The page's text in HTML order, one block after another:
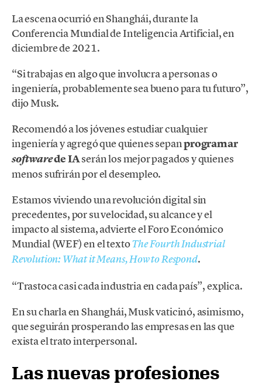
La escena ocurrió en Shanghái, durante la
Conferencia Mundial de Inteligencia Artificial, en
diciembre de 2021.
“Si trabajas en algo que involucra a personas o
ingeniería, probablemente sea bueno para tu futuro”,
dijo Musk.
Recomendó a los jóvenes estudiar cualquier
ingeniería y agregó que quienes sepanprogramar
softwarede IAserán los mejor pagados y quienes
menos sufrirán por el desempleo.
Estamos viviendo una revolución digital sin
precedentes, por su velocidad, su alcance y el
impacto al sistema, advierte el Foro Económico
Mundial (WEF) en el textoThe Fourth Industrial
Revolution: What it Means, How to Respond.
“Trastoca casi cada industria en cada país”, explica.
En su charla en Shanghái, Musk vaticinó, asimismo,
que seguirán prosperando las empresas en las que
exista el trato interpersonal.
Las nuevas profesiones